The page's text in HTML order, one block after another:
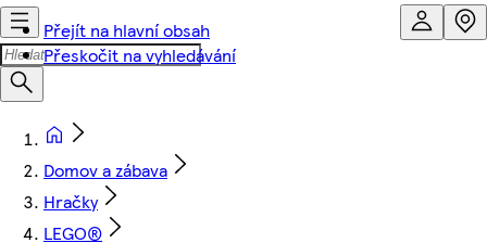
Přejít na hlavní obsah
Přeskočit na vyhledávání
Domov a zábava
Hračky
LEGO®